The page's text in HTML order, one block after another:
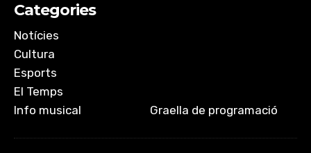
Categories
Notícies
Cultura
Esports
El Temps
Info musical
Graella de programació